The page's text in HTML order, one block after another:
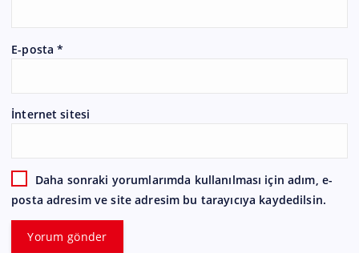
E-posta*
İnternet sitesi
Daha sonraki yorumlarımda kullanılması için adım, e-
posta adresim ve site adresim bu tarayıcıya kaydedilsin.